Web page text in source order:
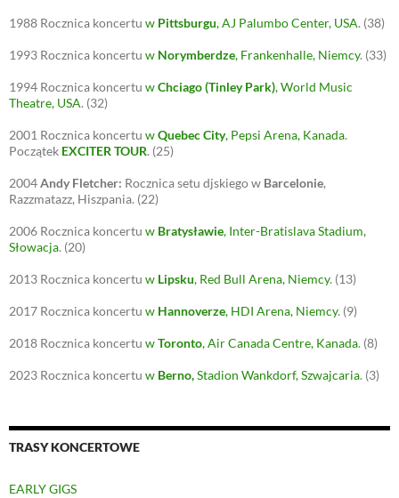
1988 Rocznica koncertu w Pittsburgu, AJ Palumbo Center, USA. (38)
1993 Rocznica koncertu w Norymberdze, Frankenhalle, Niemcy. (33)
1994 Rocznica koncertu wChciago (Tinley Park), World Music
Theatre, USA. (32)
2001 Rocznica koncertu wQuebec City, Pepsi Arena, Kanada.
Początek EXCITER TOUR. (25)
2004Andy Fletcher: Rocznica setu djskiego w Barcelonie,
Razzmatazz, Hiszpania. (22)
2006 Rocznica koncertu w Bratysławie, Inter-Bratislava Stadium,
Słowacja. (20)
2013 Rocznica koncertu w Lipsku, Red Bull Arena, Niemcy. (13)
2017 Rocznica koncertu w Hannoverze, HDI Arena, Niemcy. (9)
2018 Rocznica koncertu wToronto, Air Canada Centre, Kanada. (8)
2023 Rocznica koncertu w Berno,Stadion Wankdorf, Szwajcaria. (3)
TRASY KONCERTOWE
EARLY GIGS